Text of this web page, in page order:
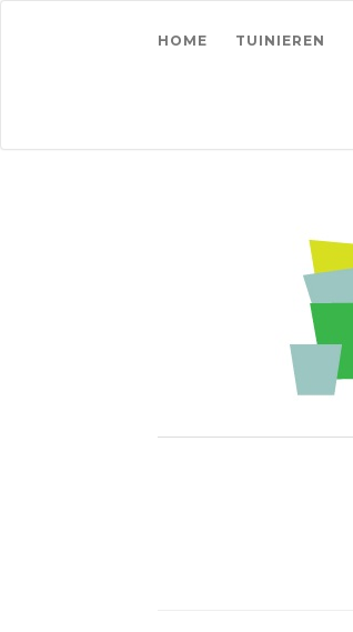
HOME TUINIEREN